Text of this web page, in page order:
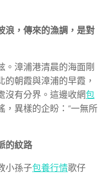
浪，傳來的漁調，是對
。漳浦港清晨的海面剛
朝霞與漳浦的早霞，
沒有分界。這邊收網包
，異樣的企盼：“一無所
的紋路
小孫子包養行情歌仔